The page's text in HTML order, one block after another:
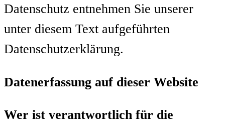
Datenschutz entnehmen Sie unserer
unter diesem Text aufgeführten
Datenschutzerklärung.
Datenerfassung auf dieser Website
Wer ist verantwortlich für die